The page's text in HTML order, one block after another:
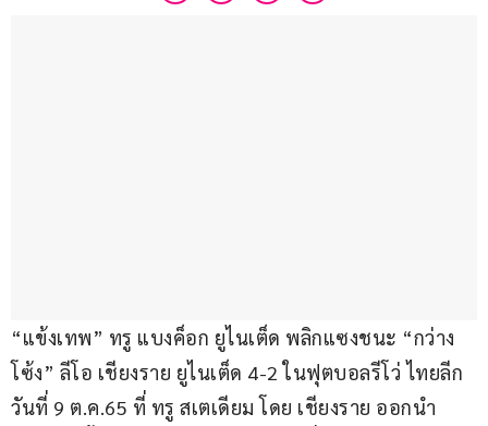
“แข้งเทพ” ทรู แบงค็อก ยูไนเต็ด พลิกแซงชนะ “กว่าง
โซ้ง” ลีโอ เชียงราย ยูไนเต็ด 4-2 ในฟุตบอลรีโว่ ไทยลีก
วันที่ 9 ต.ค.65 ที่ ทรู สเตเดียม โดย เชียงราย ออกนำ